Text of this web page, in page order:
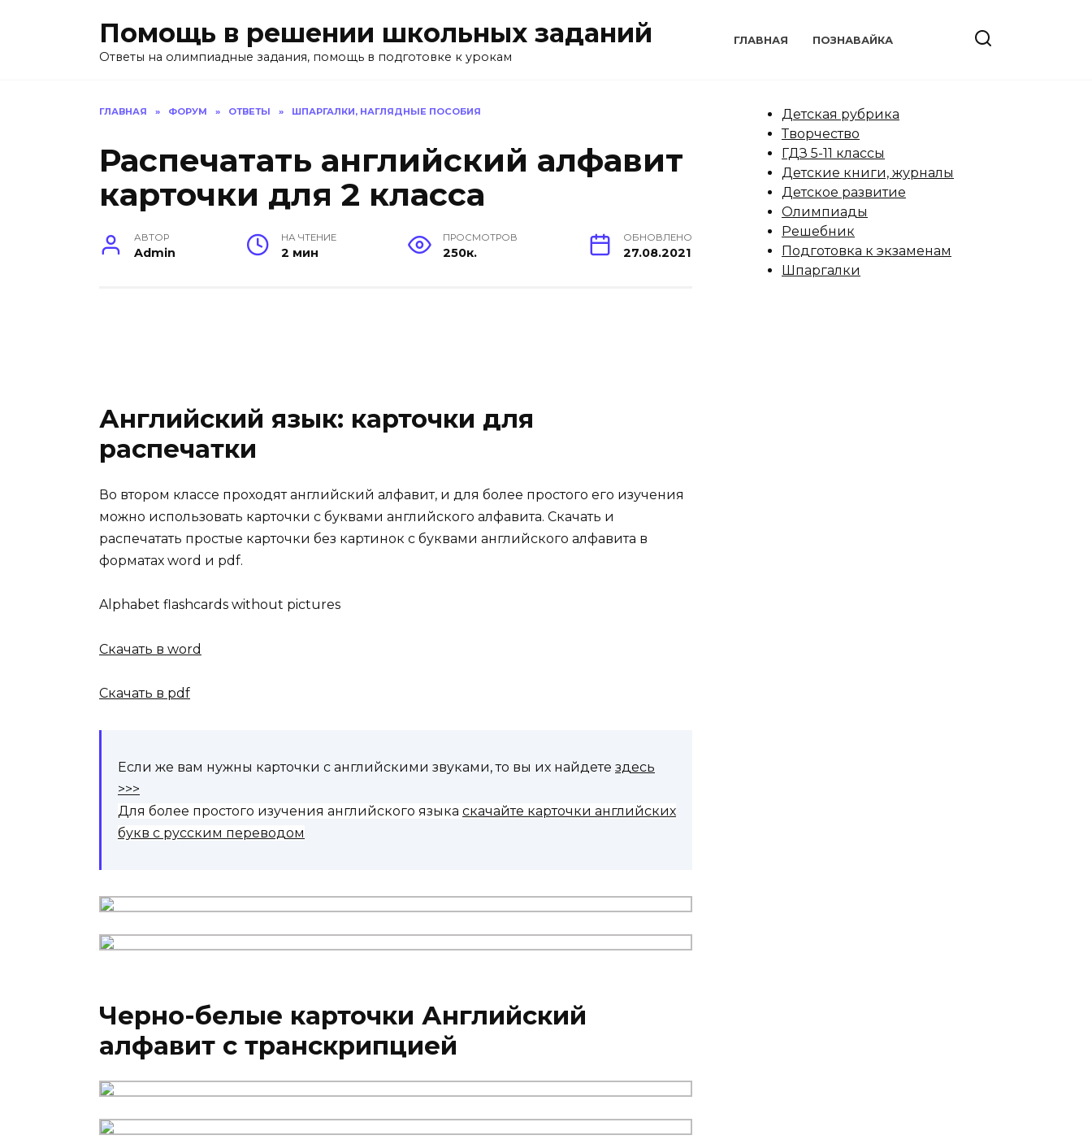
Помощь в решении школьных заданий
Ответы на олимпиадные задания, помощь в подготовке к урокам
ГЛАВНАЯ ПОЗНАВАЙКА
ГЛАВНАЯ » ФОРУМ » ОТВЕТЫ » ШПАРГАЛКИ, НАГЛЯДНЫЕ ПОСОБИЯ
Распечатать английский алфавит
карточки для 2 класса
АВТОР
Admin
НА ЧТЕНИЕ
2 мин
ПРОСМОТРОВ
250к.
ОБНОВЛЕНО
27.08.2021
Английский язык: карточки для
распечатки
Во втором классе проходят английский алфавит, и для более простого его изучения
можно использовать карточки с буквами английского алфавита. Скачать и
распечатать простые карточки без картинок с буквами английского алфавита в
форматах word и pdf.
Alphabet flashcards without pictures
Скачать в word
Скачать в pdf
Если же вам нужны карточки с английскими звуками, то вы их найдете здесь
>>>
Для более простого изучения английского языка скачайте карточки английских
букв с русским переводом
Черно-белые карточки Английский
алфавит с транскрипцией
Детская рубрика
Творчество
ГДЗ 5-11 классы
Детские книги, журналы
Детское развитие
Олимпиады
Решебник
Подготовка к экзаменам
Шпаргалки